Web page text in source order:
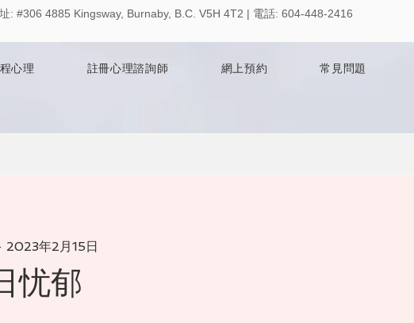
: #306 4885 Kingsway, Burnaby, B.C. V5H 4T2 | 電話: 604-448-2416
心理 註冊心理諮詢師 網上預約 常見問題
忧郁
年2月15日